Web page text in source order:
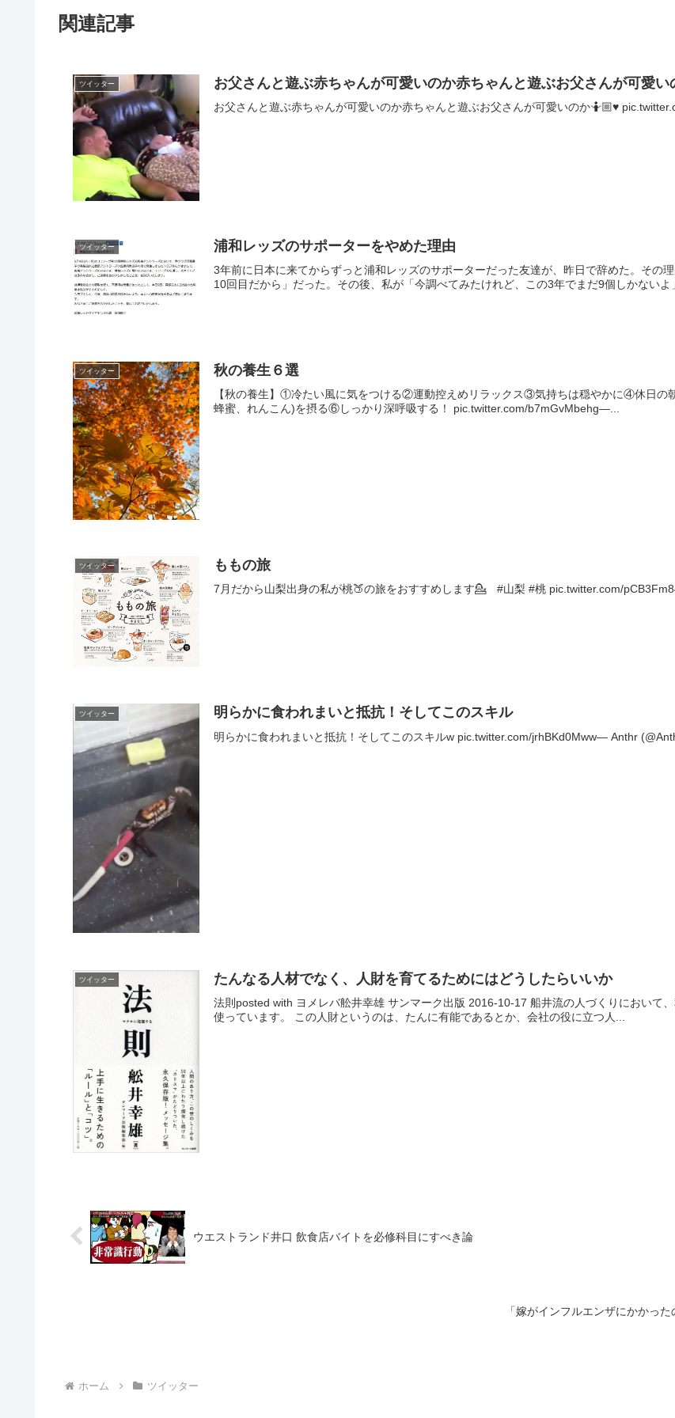
関連記事
ツイッター お父さんと遊ぶ赤ちゃんが可愛いのか赤ちゃんと遊ぶお父さんが可愛い
お父さんと遊ぶ赤ちゃんが可愛いのか赤ちゃんと遊ぶお父さんが可愛いのか🤷🏼♥️
ツイッター 浦和レッズのサポーターをやめた理由
3年前に日本に来てからずっと浦和レッズのサポーターだった友達が、昨日で辞めた。そ
10回目だから」だった。その後、私が「今調べてみたけれど、この3年でまだ9個しかないよ
ツイッター 秋の養生６選
【秋の養生】①冷たい風に気をつける②運動控えめリラックス③気持ちは穏やかに④休日の
蜂蜜、れんこん)を摂る⑥しっかり深呼吸する！ pic.twitter.com/b7mGvMbehg—...
ツイッター ももの旅
7月だから山梨出身の私が桃🍑の旅をおすすめします💁 #山梨 #桃 pic.twitter.com/
ツイッター 明らかに食われまいと抵抗！そしてこのスキル
明らかに食われまいと抵抗！そしてこのスキルw pic.twitter.com/jrhBKd0Mww— Anthr
ツイッター たんなる人材でなく、人財を育てるためにはどうしたらいいか
法則posted with ヨメレバ舩井幸雄 サンマーク出版 2016-10-17 船井流の人づくりにおいて
使っています。 この人財というのは、たんに有能であるとか、会社の役に立つ人...
ウエストランド井口 飲食店バイトを必修科目にすべき論
「嫁がインフルエンザにかかっ
ホーム ツイッター